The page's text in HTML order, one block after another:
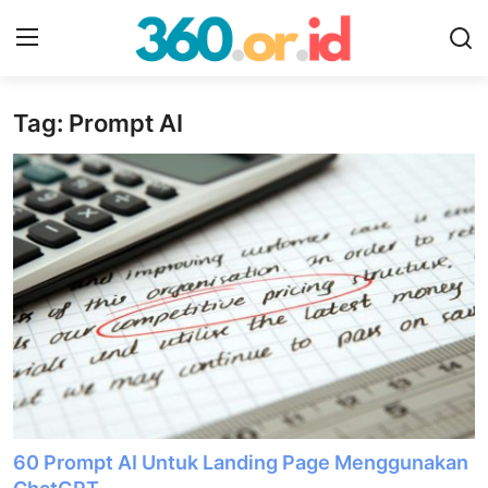
Login
Beranda
Tentang
Kontak
Contoh
Gambar
Sosmed
Tag: Prompt AI
60 Prompt AI Untuk Landing Page Menggunakan